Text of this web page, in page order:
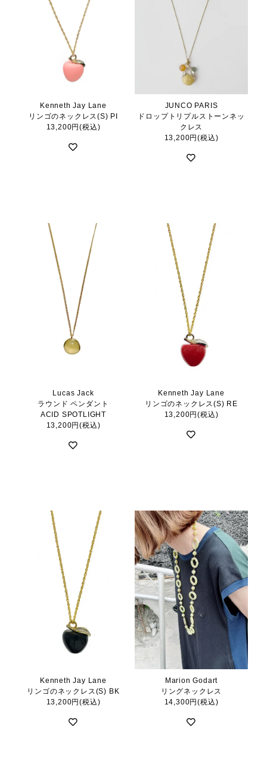
Kenneth Jay Lane
リンゴのネックレス(S) PI
13,200円(税込)
JUNCO PARIS
ドロップトリプルストーンネッ
クレス
13,200円(税込)
Lucas Jack
ラウンド ペンダント
ACID SPOTLIGHT
13,200円(税込)
Kenneth Jay Lane
リンゴのネックレス(S) RE
13,200円(税込)
Kenneth Jay Lane
リンゴのネックレス(S) BK
13,200円(税込)
Marion Godart
リングネックレス
14,300円(税込)